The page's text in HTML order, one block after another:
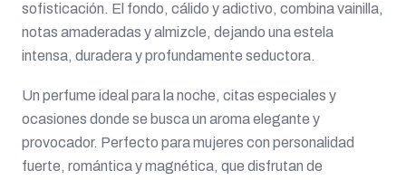
sofisticación. El fondo, cálido y adictivo, combina vainilla,
notas amaderadas y almizcle, dejando una estela
intensa, duradera y profundamente seductora.
Un perfume ideal para la noche, citas especiales y
ocasiones donde se busca un aroma elegante y
provocador. Perfecto para mujeres con personalidad
fuerte, romántica y magnética, que disfrutan de